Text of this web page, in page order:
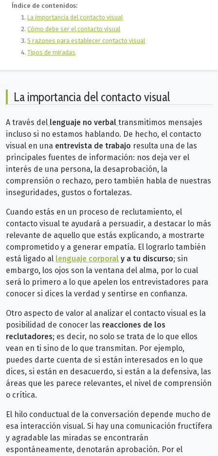
Índice de contenidos:
La importancia del contacto visual
Cómo debe ser el contacto visual
5 razones para establecer contacto visual
Tipos de miradas
La importancia del contacto visual
A través del lenguaje no verbal transmitimos mensajes
incluso si no estamos hablando. De hecho, el contacto
visual en una entrevista de trabajo resulta una de las
principales fuentes de información: nos deja ver el
interés de una persona, la desaprobación, la
comprensión o rechazo, pero también habla de nuestras
inseguridades, gustos o fortalezas.
Cuando estás en un proceso de reclutamiento, el
contacto visual te ayudará a persuadir, a destacar lo más
relevante de aquello que estás explicando, a mostrarte
comprometido y a generar empatía. El lograrlo también
está ligado al lenguaje corporal y a tu discurso; sin
embargo, los ojos son la ventana del alma, por lo cual
será lo primero a lo que apelen los entrevistadores para
conocer si dices la verdad y sentirse en confianza.
Otro aspecto de valor al analizar el contacto visual es la
posibilidad de conocer las reacciones de los
reclutadores; es decir, no solo se trata de lo que ellos
vean en ti sino de lo que transmitan. Por ejemplo,
puedes darte cuenta de si están interesados en lo que
dices, si están en desacuerdo, si están a la defensiva, las
áreas que les parece relevantes, el nivel de comprensión
o crítica.
El hilo conductual de la conversación depende mucho de
esa interacción visual. Si hay una comunicación fructífera
y agradable las miradas se encontrarán
espontáneamente, denotarán aprobación. Por el